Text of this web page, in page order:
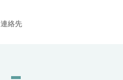
連絡先